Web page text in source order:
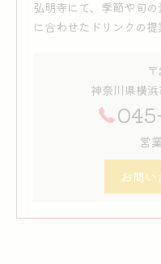
弘明寺にて、季節や旬
に合わせたドリンクの提
神奈川県横
営
お問い